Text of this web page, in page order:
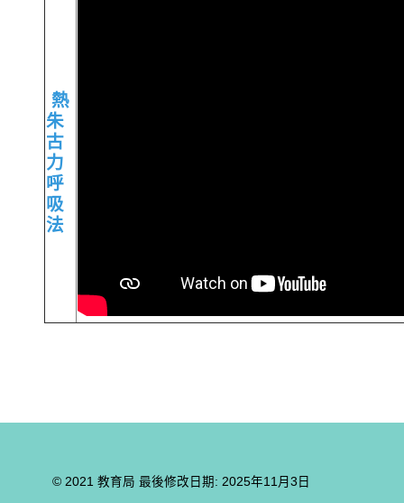
熱
朱
古
力
呼
吸
法
© 2021 教育局 最後修改日期: 2025年11月3日